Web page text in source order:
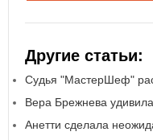
Другие статьи:
Судья "МастерШеф"
Вера Брежнева
Анетти сделала